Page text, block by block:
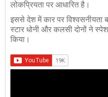
लोकप्रियता पर आधारित है।
इससे देश में कार पर विश्वसनीयता
स्टार धोनी और कलसी दोनों ने
किया।